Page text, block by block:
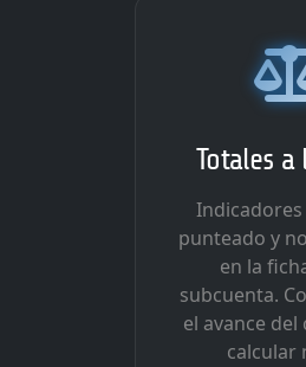
Totales a
punteado y
en la
subcuenta.
el avance del
calcular